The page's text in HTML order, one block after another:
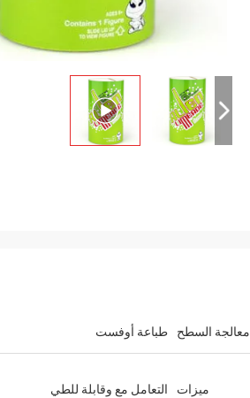
معالجة السطح طباعة أوفست
ميزات التعامل مع وقابلة للطي